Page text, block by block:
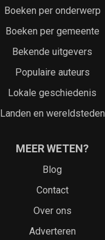
Boeken per onderwerp
Boeken per gemeente
Bekende uitgevers
Populaire auteurs
Lokale geschiedenis
Landen en wereldsteden
MEER WETEN?
Blog
Contact
Over ons
Adverteren